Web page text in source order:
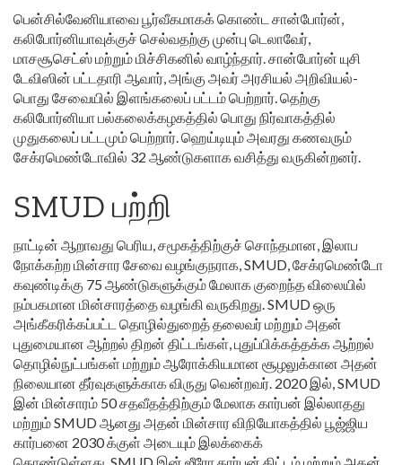
பென்சில்வேனியாவை பூர்வீகமாகக் கொண்ட சான்போர்ன்,
கலிபோர்னியாவுக்குச் செல்வதற்கு முன்பு டெலாவேர்,
மாசசூசெட்ஸ் மற்றும் மிச்சிகனில் வாழ்ந்தார். சான்போர்ன் யுசி
டேவிஸின் பட்டதாரி ஆவார், அங்கு அவர் அரசியல் அறிவியல்-
பொது சேவையில் இளங்கலைப் பட்டம் பெற்றார். தெற்கு
கலிபோர்னியா பல்கலைக்கழகத்தில் பொது நிர்வாகத்தில்
முதுகலைப் பட்டமும் பெற்றார். ஹெய்டியும் அவரது கணவரும்
சேக்ரமெண்டோவில் 32 ஆண்டுகளாக வசித்து வருகின்றனர்.
SMUD பற்றி
நாட்டின் ஆறாவது பெரிய, சமூகத்திற்குச் சொந்தமான, இலாப
நோக்கற்ற மின்சார சேவை வழங்குநராக, SMUD, சேக்ரமெண்டோ
கவுண்டிக்கு 75 ஆண்டுகளுக்கும் மேலாக குறைந்த விலையில்
நம்பகமான மின்சாரத்தை வழங்கி வருகிறது. SMUD ஒரு
அங்கீகரிக்கப்பட்ட தொழில்துறைத் தலைவர் மற்றும் அதன்
புதுமையான ஆற்றல் திறன் திட்டங்கள், புதுப்பிக்கத்தக்க ஆற்றல்
தொழில்நுட்பங்கள் மற்றும் ஆரோக்கியமான சூழலுக்கான அதன்
நிலையான தீர்வுகளுக்காக விருது வென்றவர். 2020 இல், SMUD
இன் மின்சாரம் 50 சதவீதத்திற்கும் மேலாக கார்பன் இல்லாதது
மற்றும் SMUD ஆனது அதன் மின்சார விநியோகத்தில் பூஜ்ஜிய
கார்பனை 2030 க்குள் அடையும் இலக்கைக்